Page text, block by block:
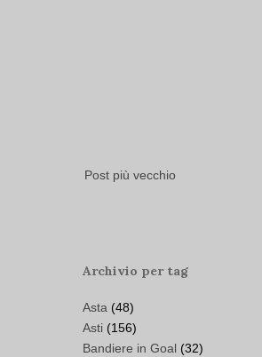
Post più vecchio
Archivio per tag
Asta (48)
Asti (156)
Bandiere in Goal (32)